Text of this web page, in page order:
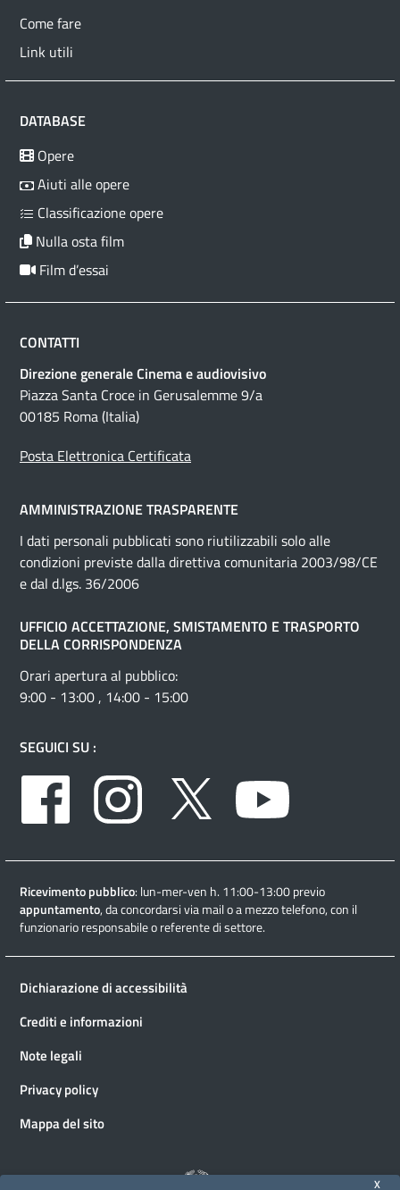
Come fare
Link utili
DATABASE
Opere
Aiuti alle opere
Classificazione opere
Nulla osta film
Film d’essai
CONTATTI
Direzione generale Cinema e audiovisivo
Piazza Santa Croce in Gerusalemme 9/a
00185 Roma (Italia)
Posta Elettronica Certificata
AMMINISTRAZIONE TRASPARENTE
I dati personali pubblicati sono riutilizzabili solo alle
condizioni previste dalla direttiva comunitaria 2003/98/CE
e dal d.lgs. 36/2006
UFFICIO ACCETTAZIONE, SMISTAMENTO E TRASPORTO
DELLA CORRISPONDENZA
Orari apertura al pubblico:
9:00 - 13:00 , 14:00 - 15:00
SEGUICI SU :
Facebook
Instagram Twitter
Ricevimento pubblico: lun-mer-ven h. 11:00-13:00 previo
appuntamento, da concordarsi via mail o a mezzo telefono, con il
funzionario responsabile o referente di settore.
Dichiarazione di accessibilità
Crediti e informazioni
Note legali
Privacy policy
Mappa del sito
X